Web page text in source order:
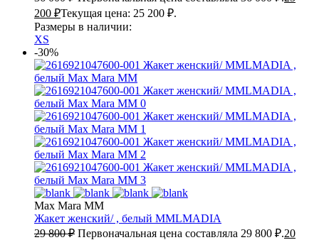
200 ₽Текущая цена: 25 200 ₽.
Размеры в наличии:
XS
-30%
Max Mara MM
Жакет женский/ , белый MMLMADIA
29 800₽ Первоначальная цена составляла 29 800 ₽.20